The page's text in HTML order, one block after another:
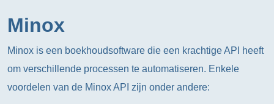
Minox
Minox is een boekhoudsoftware die een krachtige API heeft
om verschillende processen te automatiseren. Enkele
voordelen van de Minox API zijn onder andere: